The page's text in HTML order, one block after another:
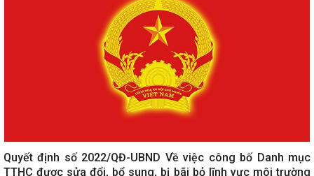
Quyết định số 2022/QĐ-UBND Về việc công bố Danh mục
TTHC được sửa đổi, bổ sung, bị bãi bỏ lĩnh vực môi trường